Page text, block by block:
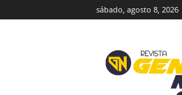
sábado, agosto 8, 2026